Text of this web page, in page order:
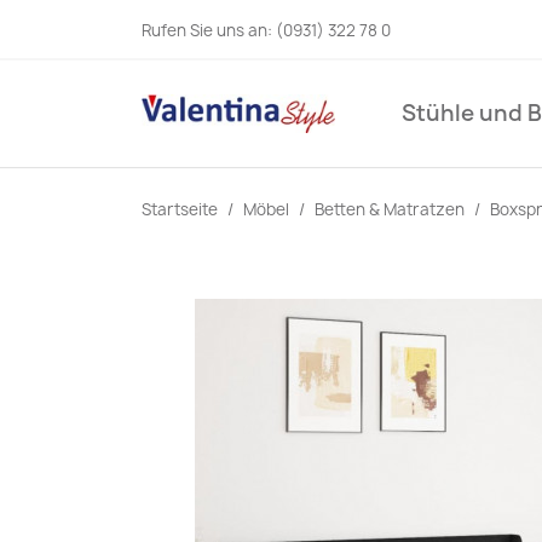
Rufen Sie uns an: (0931) 322 78 0
Stühle und
Startseite Möbel Betten & Matratzen